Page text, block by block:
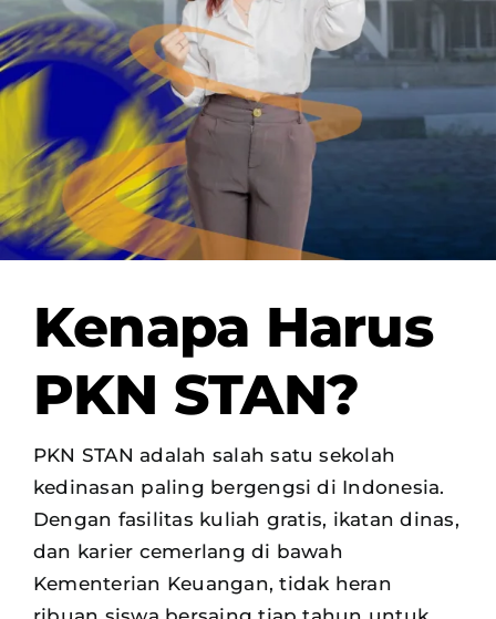
OUR PROGRAM
REGISTRATION
Kenapa Harus
PKN STAN?
PKN STAN adalah salah satu sekolah
kedinasan paling bergengsi di Indonesia.
Dengan fasilitas kuliah gratis, ikatan dinas,
dan karier cemerlang di bawah
Kementerian Keuangan, tidak heran